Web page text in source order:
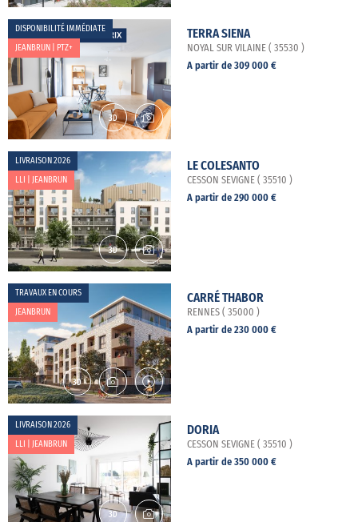
DISPONIBILITÉ IMMÉDIATE
JEANBRUN | PTZ+
TERRA SIENA
NOYAL SUR VILAINE ( 35530 )
A partir de 309 000 €
LIVRAISON 2026
LLI | JEANBRUN
LE COLESANTO
CESSON SEVIGNE ( 35510 )
A partir de 290 000 €
TRAVAUX EN COURS
JEANBRUN
CARRÉ THABOR
RENNES ( 35000 )
A partir de 230 000 €
LIVRAISON 2026
LLI | JEANBRUN
DORIA
CESSON SEVIGNE ( 35510 )
A partir de 350 000 €